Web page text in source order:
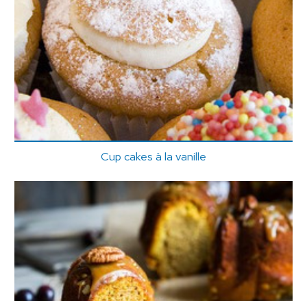
Cup cakes à la vanille